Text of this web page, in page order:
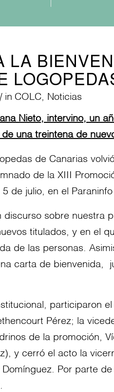
LA
/ in COLC, Noticias
Nieto, intervino, un
una treintena de
de Canarias
de la XIII
de julio, en el
discurso sobre nuestra
titulados, y en el
de las personas.
carta de bienvenida,
participaron
Pérez; la
de la promoción,
y cerró el acto la
Por parte